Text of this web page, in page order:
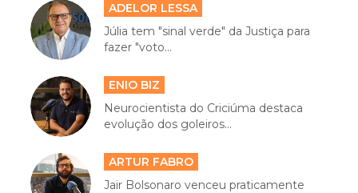
ADELOR LESSA
Júlia tem "sinal verde" da Justiça para
fazer "voto...
ENIO BIZ
Neurocientista do Criciúma destaca
evolução dos goleiros...
ARTUR FABRO
Jair Bolsonaro venceu praticamente